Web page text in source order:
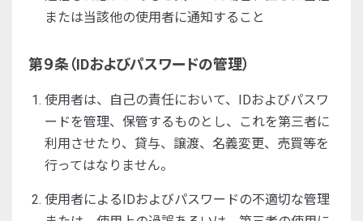
または当該他の使用者に通知すること
第９条（IDおよびパスワードの管理）
使用者は、自己の責任において、IDおよびパスワ
ードを管理、保管するものとし、これを第三者に
利用させたり、貸与、譲渡、名義変更、売買等を
行ってはなりません。
使用者によるIDおよびパスワードの不適切な管理